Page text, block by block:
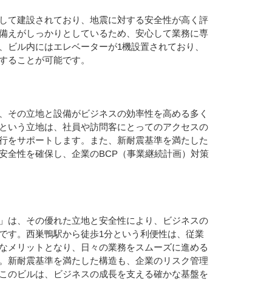
て建設されており、地震に対する安全性が高く評
えがしっかりとしているため、安心して業務に専
ビル内にはエレベーターが1機設置されており、
ることが可能です。
その立地と設備がビジネスの効率性を高める多く
いう立地は、社員や訪問客にとってのアクセスの
をサポートします。また、新耐震基準を満たした
全性を確保し、企業のBCP（事業継続計画）対策
は、その優れた立地と安全性により、ビジネスの
す。西巣鴨駅から徒歩1分という利便性は、従業
メリットとなり、日々の業務をスムーズに進める
新耐震基準を満たした構造も、企業のリスク管理
のビルは、ビジネスの成長を支える確かな基盤を